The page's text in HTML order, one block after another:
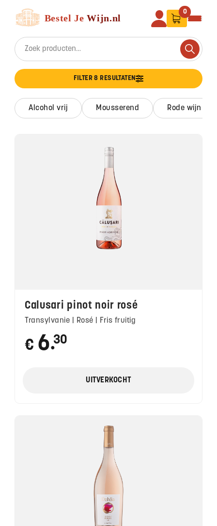
Search for:
Search
0
FILTER 8 RESULTATEN
alcohol vrij mousserend rode wijn
Calusari pinot noir rosé
Transylvanie | Rosé | Fris fruitig
€ 6●
30
UITVERKOCHT